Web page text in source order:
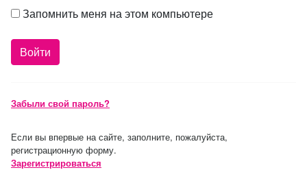
Запомнить меня на этом компьютере
Забыли свой пароль?
Если вы впервые на сайте, заполните, пожалуйста,
регистрационную форму.
Зарегистрироваться